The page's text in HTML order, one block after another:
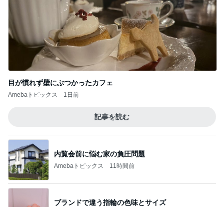
目が慣れず壁にぶつかったカフェ
Amebaトピックス 1日前
記事を読む
内覧会前に悩む家の負圧問題
Amebaトピックス 11時間前
ブランドで違う指輪の色味とサイズ